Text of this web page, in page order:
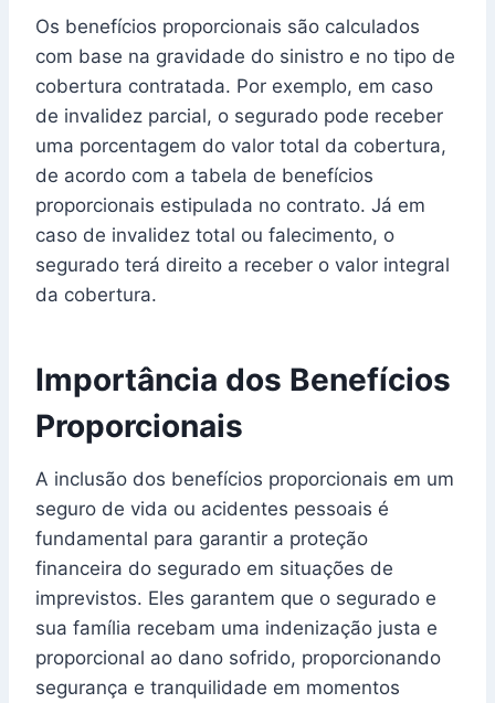
Os benefícios proporcionais são calculados
com base na gravidade do sinistro e no tipo de
cobertura contratada. Por exemplo, em caso
de invalidez parcial, o segurado pode receber
uma porcentagem do valor total da cobertura,
de acordo com a tabela de benefícios
proporcionais estipulada no contrato. Já em
caso de invalidez total ou falecimento, o
segurado terá direito a receber o valor integral
da cobertura.
Importância dos Benefícios
Proporcionais
A inclusão dos benefícios proporcionais em um
seguro de vida ou acidentes pessoais é
fundamental para garantir a proteção
financeira do segurado em situações de
imprevistos. Eles garantem que o segurado e
sua família recebam uma indenização justa e
proporcional ao dano sofrido, proporcionando
segurança e tranquilidade em momentos